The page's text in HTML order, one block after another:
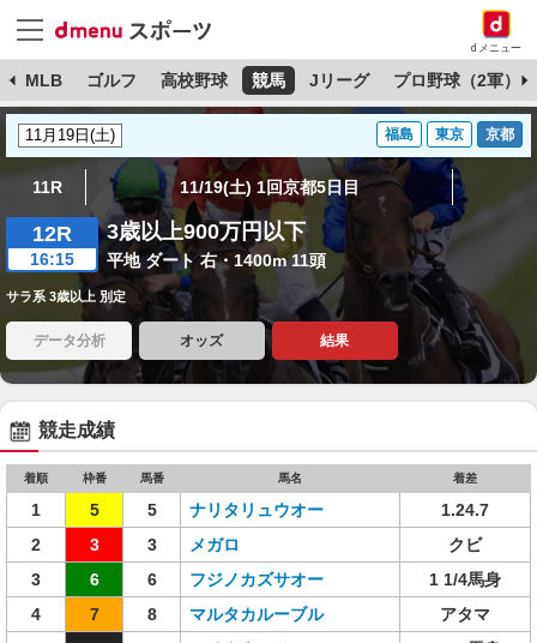
dメニュー
MLB ゴルフ 高校野球 競馬 Jリーグ プロ野球（2軍）
福島 東京 京都
11R 11/19(土) 1回京都5日目
12R
16:15
3歳以上900万円以下
平地 ダート 右・1400m 11頭
サラ系 3歳以上 別定
データ分析 オッズ 結果
競走成績
着順 枠番 馬番 馬名 着差
1 5 5 ナリタリュウオー
1.24.7
2
3 3 メガロ
クビ
3
6 6 フジノカズサオー
1 1/4馬身
4
7 8 マルタカルーブル
アタマ